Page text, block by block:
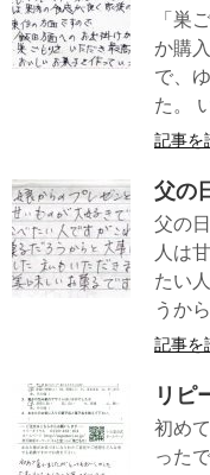
「巣
か購
で、
た。
記事を
父の
父の
人は
たい
うか
記事を
リピ
初め
った